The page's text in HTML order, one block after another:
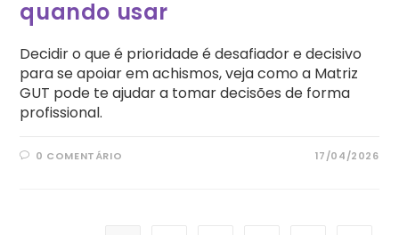
quando usar
Decidir o que é prioridade é desafiador e decisivo
para se apoiar em achismos, veja como a Matriz
GUT pode te ajudar a tomar decisões de forma
profissional.
0 COMENTÁRIO 17/04/2026